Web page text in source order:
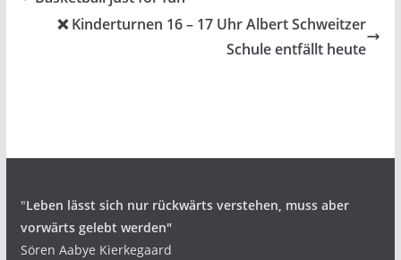
❌️ Kinderturnen 16 – 17 Uhr Albert Schweitzer
Schule entfällt heute
"Leben lässt sich nur rückwärts verstehen, muss aber
vorwärts gelebt werden"
Sören Aabye Kierkegaard